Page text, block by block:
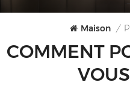
Maison /
COMMENT